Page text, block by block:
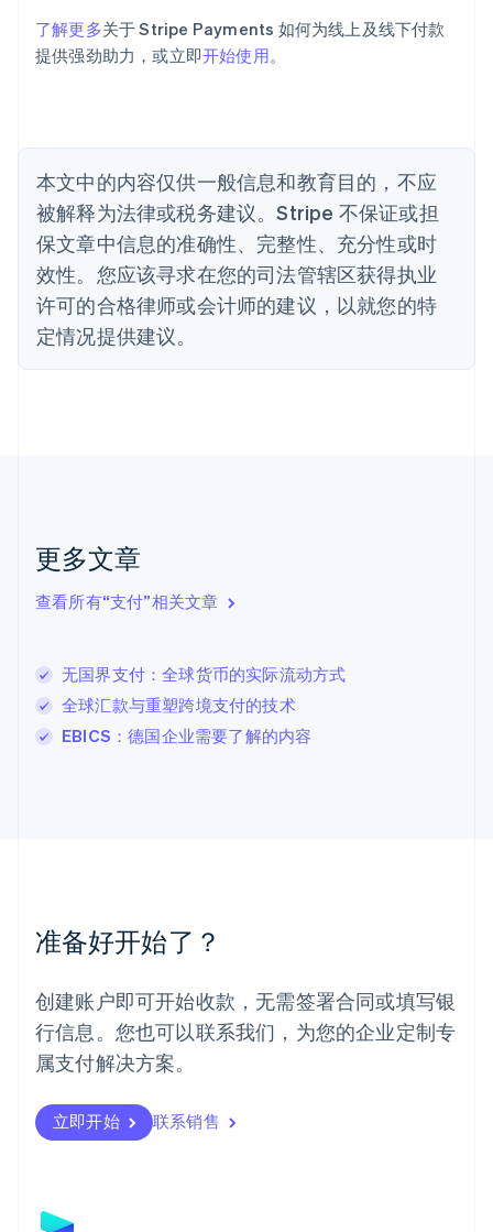
了解更多关于 Stripe Payments 如何为线上及线下付款
提供强劲助力，或立即开始使用。
本文中的内容仅供一般信息和教育目的，不应
被解释为法律或税务建议。Stripe 不保证或担
保文章中信息的准确性、完整性、充分性或时
效性。您应该寻求在您的司法管辖区获得执业
许可的合格律师或会计师的建议，以就您的特
定情况提供建议。
更多文章
查看所有“支付”相关文章
无国界支付：全球货币的实际流动方式
全球汇款与重塑跨境支付的技术
EBICS：德国企业需要了解的内容
准备好开始了？
创建账户即可开始收款，无需签署合同或填写银
行信息。您也可以联系我们，为您的企业定制专
属支付解决方案。
立即开始 联系销售
Português English
保加利亚
English
丹麦
德国
DeutschEnglish
法国
FrançaisEnglish
芬兰
EnglishSvenska
English
English
卢森堡
罗马尼亚
English
挪威
葡萄牙
Português English
日本
日本語English
瑞典
瑞士
DeutschFrançais